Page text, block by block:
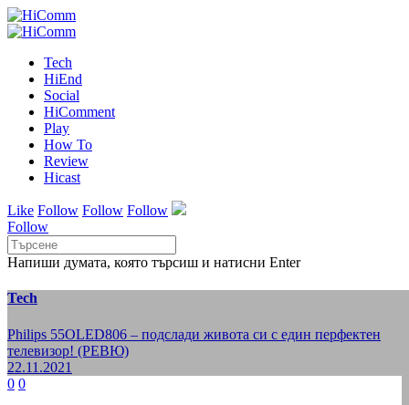
Tech
HiEnd
Social
HiComment
Play
How To
Review
Hicast
Like Follow Follow Follow
Follow
Напиши думата, която търсиш и натисни Enter
Tech
Philips 55OLED806 – подслади живота си с един перфектен
телевизор! (РЕВЮ)
22.11.2021
0 0